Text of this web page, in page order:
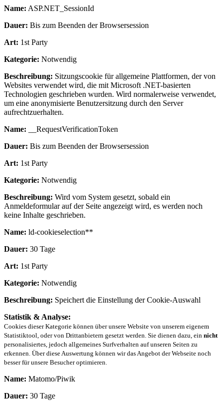
Name: ASP.NET_SessionId
Dauer: Bis zum Beenden der Browsersession
Art: 1st Party
Kategorie: Notwendig
Beschreibung: Sitzungscookie für allgemeine Plattformen, der von
Websites verwendet wird, die mit Microsoft .NET-basierten
Technologien geschrieben wurden. Wird normalerweise verwendet,
um eine anonymisierte Benutzersitzung durch den Server
aufrechtzuerhalten.
Name: __RequestVerificationToken
Dauer: Bis zum Beenden der Browsersession
Art: 1st Party
Kategorie: Notwendig
Beschreibung: Wird vom System gesetzt, sobald ein
Anmeldeformular auf der Seite angezeigt wird, es werden noch
keine Inhalte geschrieben.
Name: ld-cookieselection**
Dauer: 30 Tage
Art: 1st Party
Kategorie: Notwendig
Beschreibung: Speichert die Einstellung der Cookie-Auswahl
Statistik & Analyse:
Cookies dieser Kategorie können über unsere Website von unserem eigenem
Statistiktool, oder von Drittanbietern gesetzt werden. Sie dienen dazu, ein nicht
personalisiertes, jedoch allgemeines Surfverhalten auf unseren Seiten zu
erkennen. Über diese Auswertung können wir das Angebot der Webseite noch
besser für unsere Besucher optimieren.
Name: Matomo/Piwik
Dauer: 30 Tage